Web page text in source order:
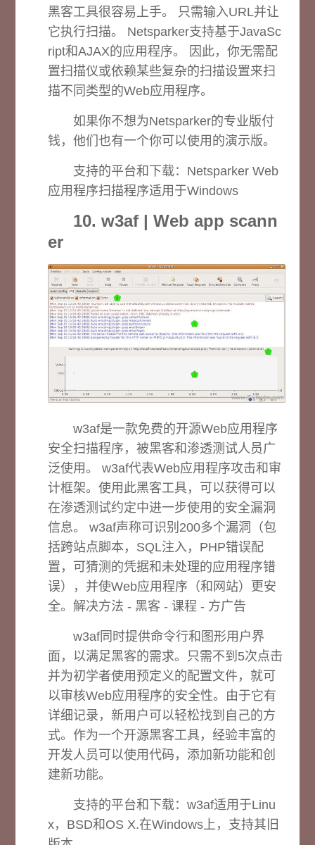
黑客工具很容易上手。 只需输入URL并让
它执行扫描。 Netsparker支持基于JavaSc
ript和AJAX的应用程序。 因此，你无需配
置扫描仪或依赖某些复杂的扫描设置来扫
描不同类型的Web应用程序。
如果你不想为Netsparker的专业版付
钱，他们也有一个你可以使用的演示版。
支持的平台和下载： Netsparker Web
应用程序扫描程序适用于Windows
10. w3af | Web app scann
er
w3af是一款免费的开源Web应用程序
安全扫描程序，被黑客和渗透测试人员广
泛使用。 w3af代表Web应用程序攻击和审
计框架。使用此黑客工具，可以获得可以
在渗透测试约定中进一步使用的安全漏洞
信息。 w3af声称可识别200多个漏洞（包
括跨站点脚本，SQL注入，PHP错误配
置，可猜测的凭据和未处理的应用程序错
误），并使Web应用程序（和网站）更安
全。解决方法 - 黑客 - 课程 - 方广告
w3af同时提供命令行和图形用户界
面，以满足黑客的需求。只需不到5次点击
并为初学者使用预定义的配置文件，就可
以审核Web应用程序的安全性。由于它有
详细记录，新用户可以轻松找到自己的方
式。作为一个开源黑客工具，经验丰富的
开发人员可以使用代码，添加新功能和创
建新功能。
支持的平台和下载：w3af适用于Linu
x，BSD和OS X.在Windows上，支持其旧